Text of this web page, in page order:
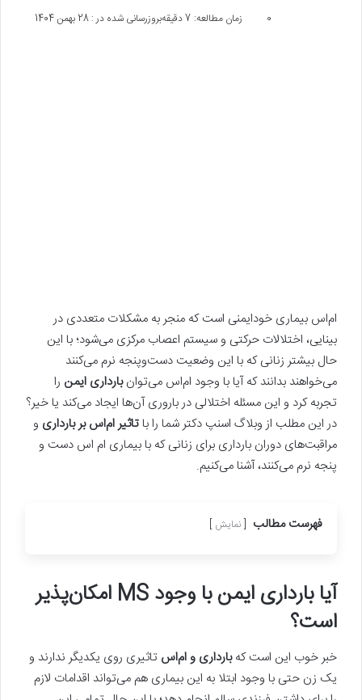
بروزرسانی شده در : 28 بهمن 1404 0 زمان مطالعه: 7 دقیقه
ام‌اس بیماری خودایمنی است که منجر به مشکلات متعددی در
بینایی، اختلالات حرکتی و سیستم اعصاب مرکزی می‌شود؛ با این
حال بیشتر زنانی که با این وضعیت دست‌و‌پنجه نرم‌ می‌کنند
می‌خواهند بدانند که آیا با وجود ام‌اس می‌توانبارداری ایمن را
تجربه کرد و این مسئله اختلالی در باروری آن‌ها ایجاد می‌کند یا خیر؟
در این مطلب از وبلاگ اسنپ دکتر شما را باتاثیر ام‌اس بر بارداری و
مراقبت‌های دوران بارداری برای زنانی که با بیماری ام اس دست و
پنجه نرم می‌کنند، آشنا می‌کنیم.
فهرست مطالب نمایش
آیا بارداری ایمن با وجود MS امکان‌پذیر
است؟
خبر خوب این است کهبارداری و ام‌اس تاثیری روی یکدیگر ندارند و
یک زن حتی با وجود ابتلا به این بیماری هم می‌تواند اقدامات لازم